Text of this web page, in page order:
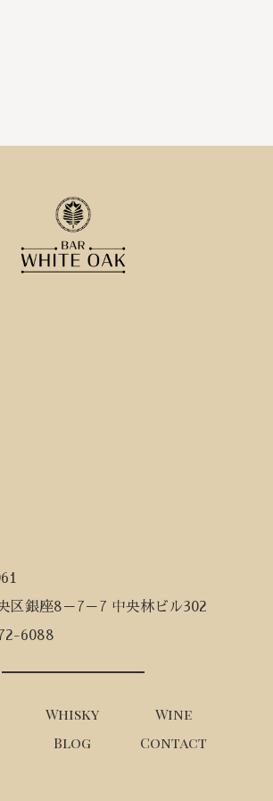
区銀座8－7－7 中央林ビル302
6088
Whisky
Wine
Blog Contact